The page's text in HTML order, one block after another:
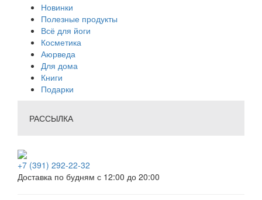
Новинки
Полезные продукты
Всё для йоги
Косметика
Аюрведа
Для дома
Книги
Подарки
РАССЫЛКА
+7 (391) 292-22-32
Доставка по будням с 12:00 до 20:00